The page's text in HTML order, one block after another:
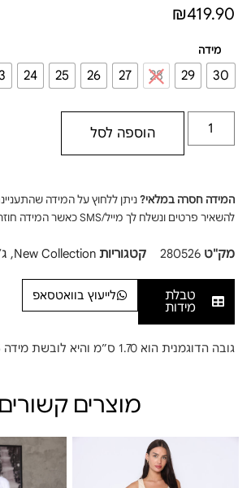
₪419.90
מידה
30
29
28
27
26
25
24
הוספה לסל
המידה חסרה במלאי?ניתן ללחוץ על המידה
להשאיר פרטים ונשלח לך מייל/SMS כאשר המידה חוזרת למלאי!
מק"ט 280526 קטגוריות New Collection
,
טבלת
מידות
לייעוץ בוואטסאפ
גובה הדוגמנית הוא 1.70 ס”מ והיא לובשת מידה XS / 25
מוצרים קשורים